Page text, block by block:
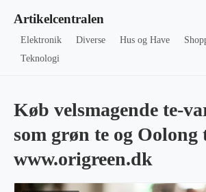
Artikelcentralen
Elektronik Diverse Hus og Have
Teknologi
Køb velsmagende te-
som grøn te og Oolong
www.origreen.dk